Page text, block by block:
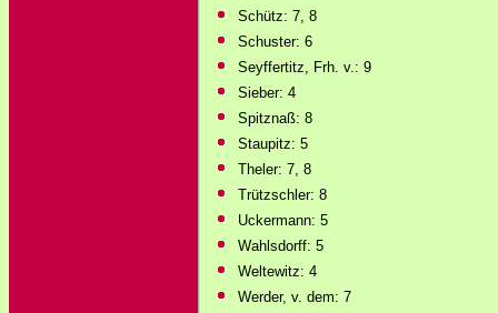
Schütz: 7, 8
Schuster: 6
Seyffertitz, Frh. v.: 9
Sieber: 4
Spitznaß: 8
Staupitz: 5
Theler: 7, 8
Trützschler: 8
Uckermann: 5
Wahlsdorff: 5
Weltewitz: 4
Werder, v. dem: 7